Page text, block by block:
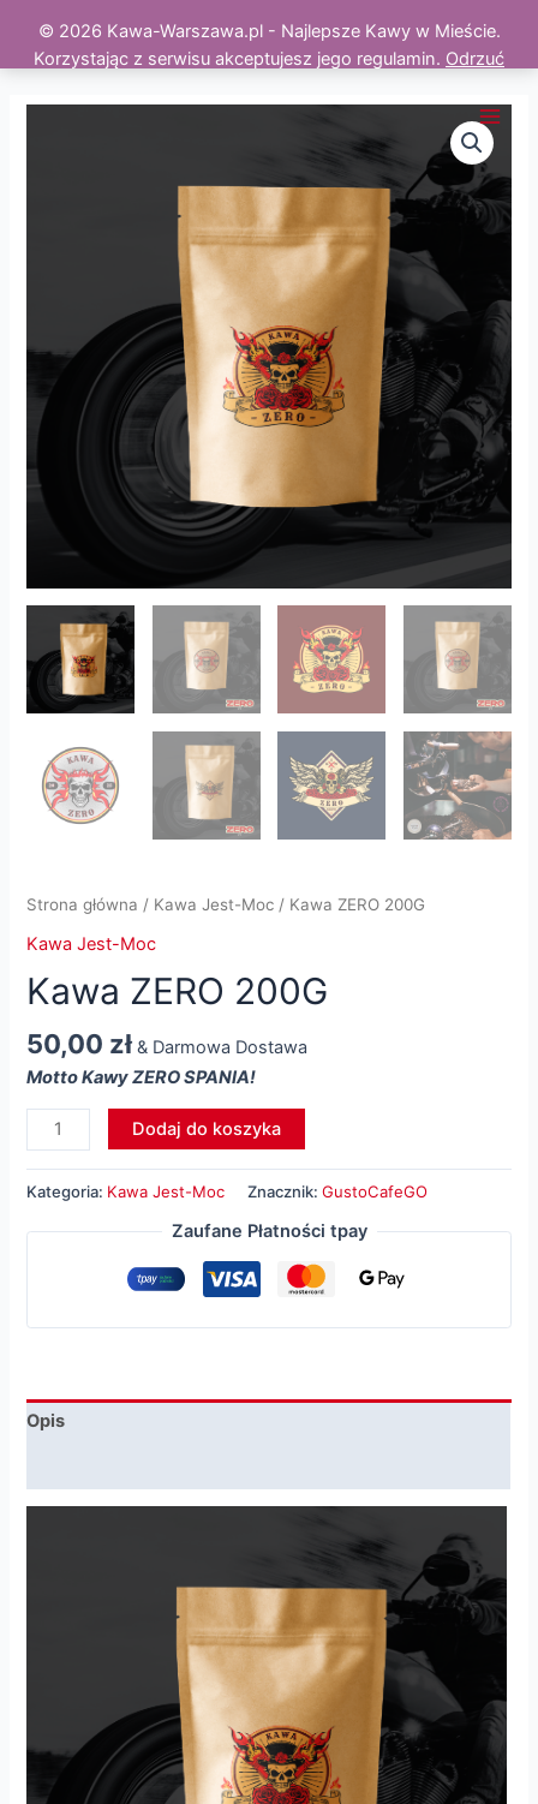
© 2026 Kawa-Warszawa.pl - Najlepsze Kawy w Mieście.
Korzystając z serwisu akceptujesz jego regulamin. Odrzuć
Main
Strona główna / Kawa Jest-Moc / Kawa ZERO 200G
Kawa Jest-Moc
Kawa ZERO 200G
50,00 zł & Darmowa Dostawa
Motto Kawy ZERO SPANIA!
ilość
Kawa
ZERO
200G
Dodaj do koszyka
Kategoria: Kawa Jest-Moc Znacznik:GustoCafeGO
Zaufane Płatności tpay
Opis